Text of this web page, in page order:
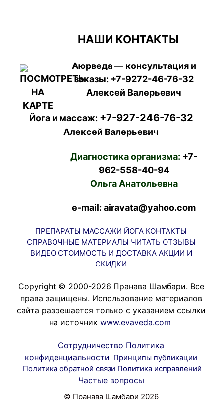
НАШИ КОНТАКТЫ
Аюрведа — консультация и
заказы: +7-9272-46-76-32
Алексей Валерьевич
Йога и массаж: +7-927-246-76-32
Алексей Валерьевич
Диагностика организма: +7-
962-558-40-94
Ольга Анатольевна
e-mail: airavata@yahoo.com
ПРЕПАРАТЫ МАССАЖИ ЙОГА КОНТАКТЫ
СПРАВОЧНЫЕ МАТЕРИАЛЫ ЧИТАТЬ ОТЗЫВЫ
ВИДЕО СТОИМОСТЬ И ДОСТАВКА АКЦИИ И
СКИДКИ
Copyright © 2000-2026 Пранава Шамбари. Все
права защищены. Использование материалов
сайта разрешается только с указанием ссылки
на источник www.evaveda.com
Сотрудничество Политика
конфиденциальности Принципы публикации
Политика обратной связи Политика исправлений
Частые вопросы
© Пранава Шамбари 2026